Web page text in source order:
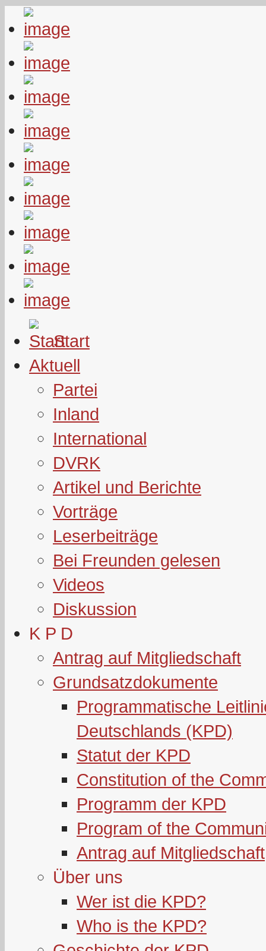
Start
Aktuell
Partei
Inland
International
DVRK
Artikel und Berichte
Vorträge
Leserbeiträge
Bei Freunden gelesen
Videos
Diskussion
K P D
Antrag auf Mitgliedschaft
Grundsatzdokumente
Programmatische
Deutschlands (KPD)
Statut der KPD
Constitution of the
Programm der KPD
Program of the
Antrag auf Mitgliedschaft
Über uns
Wer ist die KPD?
Who is the KPD?